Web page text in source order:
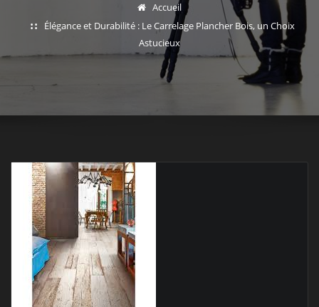
Accueil
Élégance et Durabilité : Le Carrelage Plancher Bois, un Choix
Astucieux